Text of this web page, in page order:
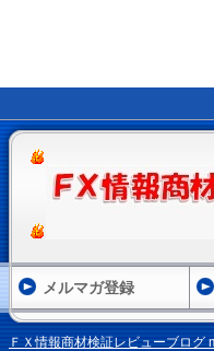
ＦＸ情報商材検証レビューブログ
メルマガ登録